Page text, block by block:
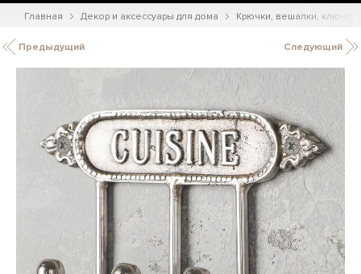
Главная Декор и аксессуары для дома Крючки, вешалки,
Предыдущий Следующий